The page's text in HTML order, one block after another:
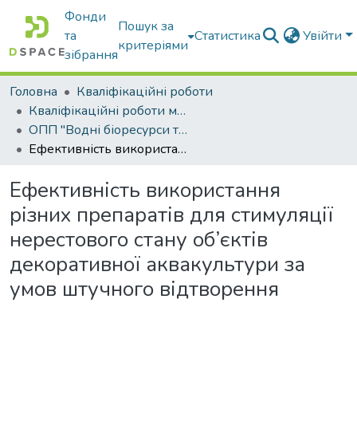
Фонди
та
зібрання
Пошук за
критеріями
Статистика Увійти
Головна
Кваліфікаційні роботи
Кваліфікаційні роботи магістрів
ОПП "Водні біоресурси та аквакультура"
Ефективність використання різних препаратів для стимуляції нерестового стану об’єктів декоративної аквакультури за умов штучного відтворення
Ефективність використання
різних препаратів для стимуляції
нерестового стану об’єктів
декоративної аквакультури за
умов штучного відтворення